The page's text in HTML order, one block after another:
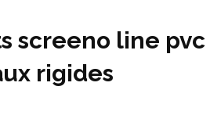
screeno line pvc
rigides